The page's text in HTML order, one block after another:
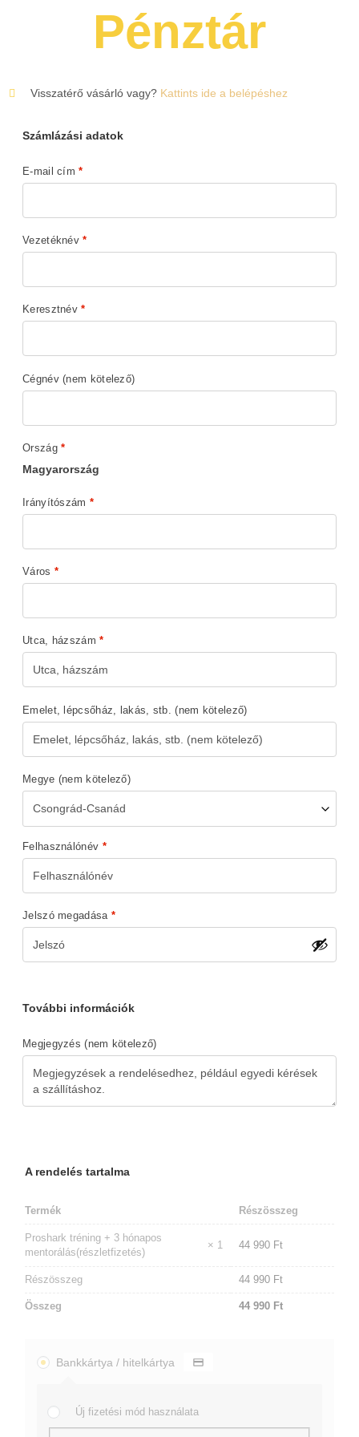
Pénztár
Visszatérő vásárló vagy? Kattints ide a belépéshez
Számlázási adatok
E-mail cím*
Vezetéknév*
Keresztnév*
Cégnév(nem kötelező)
Ország*
Magyarország
Irányítószám *
Város *
Utca, házszám *
Emelet, lépcsőház, lakás, stb. (nem kötelező)
Megye (nem kötelező)
Csongrád-Csanád
Felhasználónév *
Jelszó megadása *
További információk
Megjegyzés(nem kötelező)
A rendelés tartalma
Termék Részösszeg
Proshark tréning + 3 hónapos
mentorálás(részletfizetés)
× 1 44 990 Ft
Részösszeg 44 990 Ft
Összeg 44 990 Ft
Bankkártya / hitelkártya
Új fizetési mód használata